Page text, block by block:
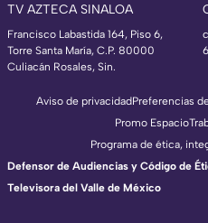
TV AZTECA SINALOA
Francisco Labastida 164, Piso 6,
Torre Santa María, C.P. 80000
Culiacán Rosales, Sin.
Aviso de privacidadPreferencias
Promo Espacio
Programa de ética,
Defensor de Audiencias y Código de
Televisora del Valle de México